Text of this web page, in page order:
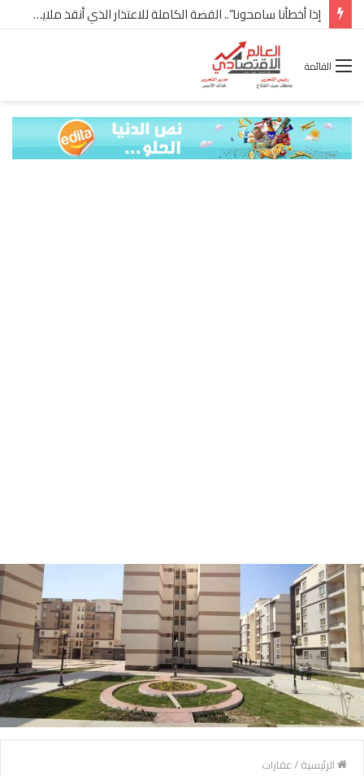
إذا أخطأنا سامحونا”.. القصة الكاملة للاعتذار الذي أنقذ ملايين “إعمار” في الساحل الشمالي
القائمة
الرئيسية/عقارات